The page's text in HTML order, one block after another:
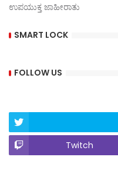
ಉಪಯುಕ್ತ ಜಾಹೀರಾತು
SMART LOCK
FOLLOW US
Twitch